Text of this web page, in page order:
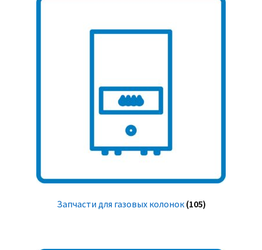
Запчасти для газовых колонок (105)